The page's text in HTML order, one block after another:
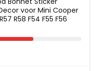
voor Mini Cooper
R58 F54 F55 F56